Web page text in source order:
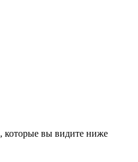
которые вы видите ниже